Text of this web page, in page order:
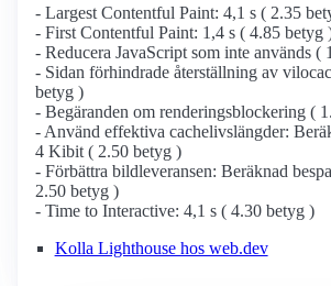
- Largest Contentful Paint: 4,1 s ( 2.35
- First Contentful Paint: 1,4 s ( 4.85 betyg
- Reducera JavaScript som inte används (
- Sidan förhindrade återställning av
betyg )
- Begäranden om renderingsblockering (
- Använd effektiva cachelivslängder:
4 Kibit ( 2.50 betyg )
- Förbättra bildleveransen: Beräknad
2.50 betyg )
- Time to Interactive: 4,1 s ( 4.30 betyg )
Kolla Lighthouse hos web.dev